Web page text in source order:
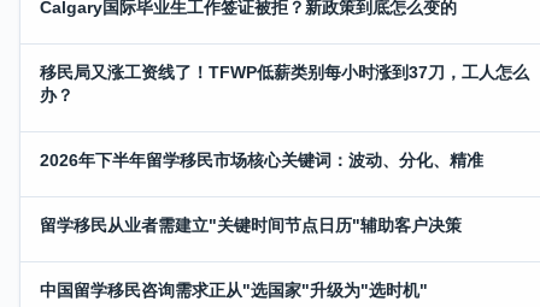
Calgary国际毕业生工作签证被拒？新政策到底怎么变的
移民局又涨工资线了！TFWP低薪类别每小时涨到37刀，工人怎么
办？
2026年下半年留学移民市场核心关键词：波动、分化、精准
留学移民从业者需建立"关键时间节点日历"辅助客户决策
中国留学移民咨询需求正从"选国家"升级为"选时机"